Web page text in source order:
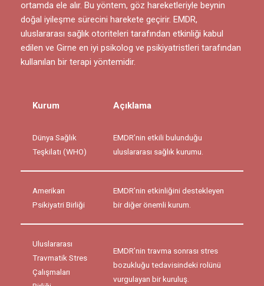
ortamda ele alır. Bu yöntem, göz hareketleriyle beynin
doğal iyileşme sürecini harekete geçirir. EMDR,
uluslararası sağlık otoriteleri tarafından etkinliği kabul
edilen ve Girne en iyi psikolog ve psikiyatristleri tarafından
kullanılan bir terapi yöntemidir.
Kurum Açıklama
Dünya Sağlık
Teşkilatı (WHO)
EMDR’nin etkili bulunduğu
uluslararası sağlık kurumu.
Amerikan
Psikiyatri Birliği
EMDR’nin etkinliğini destekleyen
bir diğer önemli kurum.
Uluslararası
Travmatik Stres
Çalışmaları
EMDR’nin travma sonrası stres
bozukluğu tedavisindeki rolünü
vurgulayan bir kuruluş.